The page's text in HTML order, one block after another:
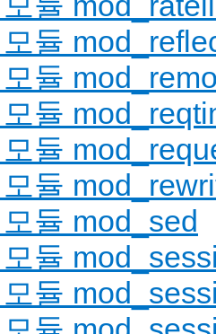
듈
듈
듈
듈
듈
듈 mod_sed
듈
듈